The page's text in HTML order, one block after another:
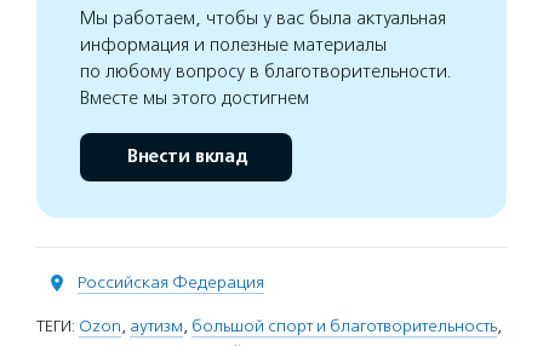
Мы работаем, чтобы у вас была актуальная
информация и полезные материалы
по любому вопросу в благотворительности.
Вместе мы этого достигнем
Внести вклад
Российская Федерация
ТЕГИ: Ozon, аутизм, большой спорт и благотворительность,